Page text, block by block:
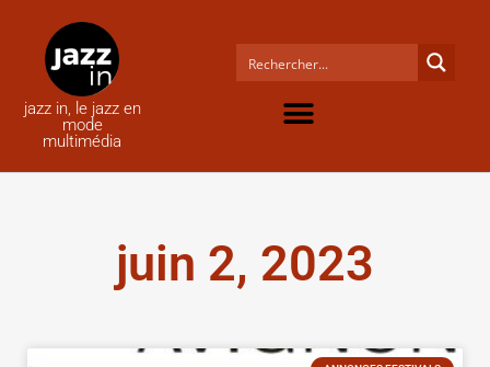
jazz in, le jazz en
mode
multimédia
juin 2, 2023